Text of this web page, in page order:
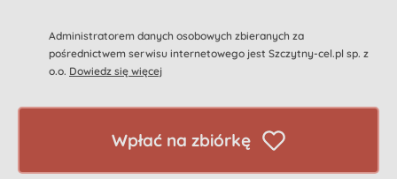
Administratorem danych osobowych zbieranych za
pośrednictwem serwisu internetowego jest Szczytny-cel.pl sp. z
o.o. Dowiedz się więcej
Wpłać na zbiórkę